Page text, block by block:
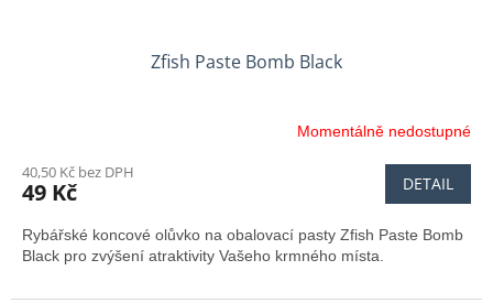
Zfish Paste Bomb Black
Momentálně nedostupné
40,50 Kč bez DPH
49 Kč DETAIL
Rybářské koncové olůvko na obalovací pasty Zfish Paste Bomb
Black pro zvýšení atraktivity Vašeho krmného místa.